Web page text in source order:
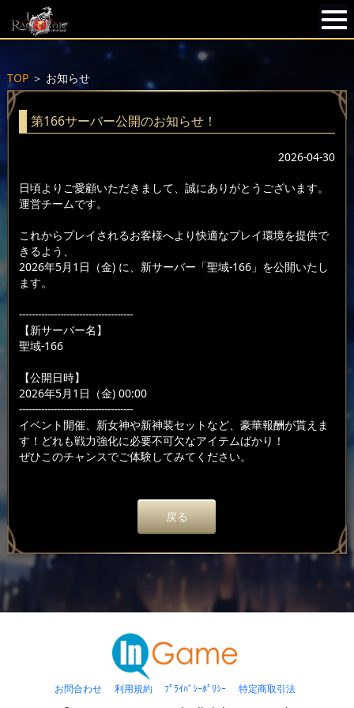
TOP＞ お知らせ
第166サーバー公開のお知らせ！
2026-04-30
日頃よりご愛顧いただきまして、誠にありがとうございます。
運営チームです。
これからプレイされるお客様へより快適なプレイ環境を提供で
きるよう、
2026年5月1日（金) に、新サーバー「聖域-166」を公開いたし
ます。
------------------------------------
【新サーバー名】
聖域-166
【公開日時】
2026年5月1日（金) 00:00
------------------------------------
イベント開催、新女神や新神装セットなど、豪華報酬が貰えま
す！どれも戦力強化に必要不可欠なアイテムばかり！
ぜひこのチャンスでご体験してみてください。
戻る
お問合わせ 利用規約 ﾌﾟﾗｲﾊﾞｼｰﾎﾟﾘｼｰ 特定商取引法